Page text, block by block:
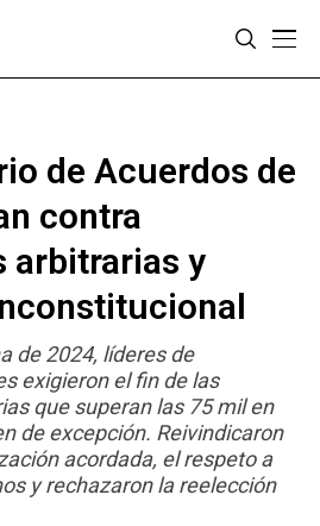
de Acuerdos de
contra
arbitrarias y
de 2024, líderes de
exigieron el fin de las
que superan las 75 mil en
de excepción. Reivindicaron
acordada, el respeto a
y rechazaron la reelección